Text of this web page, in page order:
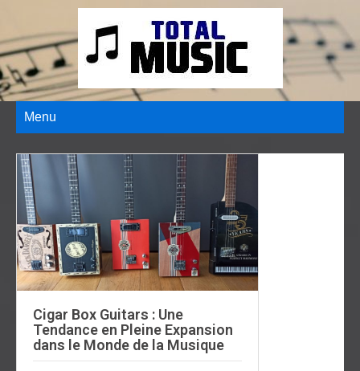
Menu
Cigar Box Guitars : Une
Tendance en Pleine Expansion
dans le Monde de la Musique